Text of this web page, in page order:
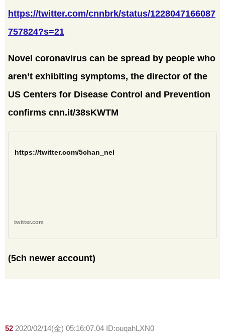
https://twitter.com/cnnbrk/status/1228047166087
757824?s=21
Novel coronavirus can be spread by people who
aren’t exhibiting symptoms, the director of the
US Centers for Disease Control and Prevention
confirms cnn.it/38sKWTM
https://twitter.com/5chan_nel
twitter.com
(5ch newer account)
52 2020/02/14(金) 05:16:07.04 ID:ouqahLXN0